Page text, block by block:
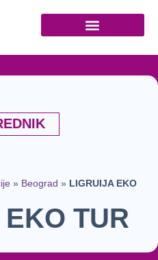
» Beograd » LIGRUIJA EKO
TUR